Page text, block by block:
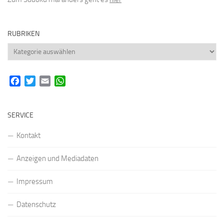
RUBRIKEN
Rubriken
FacebookTwitterEmail
SERVICE
Kontakt
Anzeigen und Mediadaten
Impressum
Datenschutz